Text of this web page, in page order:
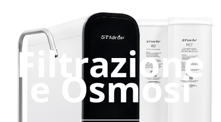
Filtrazione
e Osmosi